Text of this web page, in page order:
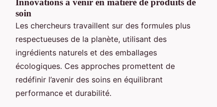
Innovations à venir en matière de produits de
soin
Les chercheurs travaillent sur des formules plus
respectueuses de la planète, utilisant des
ingrédients naturels et des emballages
écologiques. Ces approches promettent de
redéfinir l’avenir des soins en équilibrant
performance et durabilité.